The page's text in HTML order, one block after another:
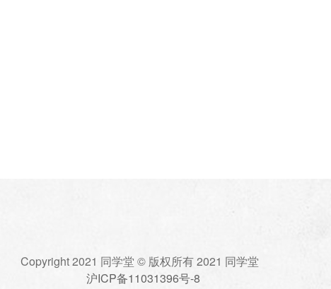
Copyright 2021 同学堂 © 版权所有 2021 同学堂
沪ICP备11031396号-8